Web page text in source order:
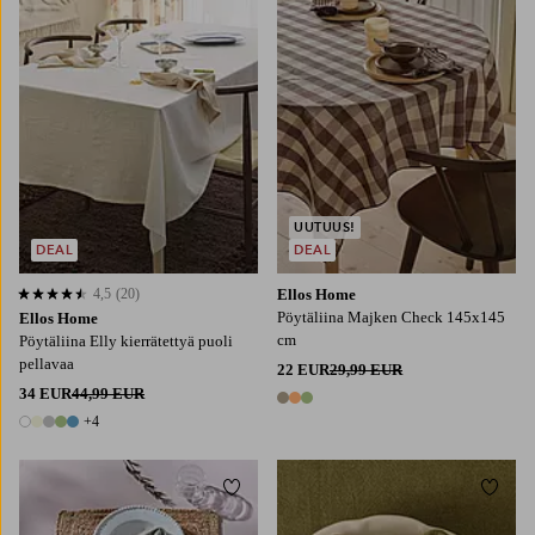
Ellos Home
Pöytäliina Elly kierrätettyä puoli
pellavaa
34 EUR44,99 EUR
9 värejä
+4
4,5 perustuen 20 arvosanaan
4,5 (20)
DEAL
Ellos Home
Pöytäliina Majken Check 145x145
cm
22 EUR29,99 EUR
3 värejä
UUTUUS!
DEAL
Lisää suosikkeihin